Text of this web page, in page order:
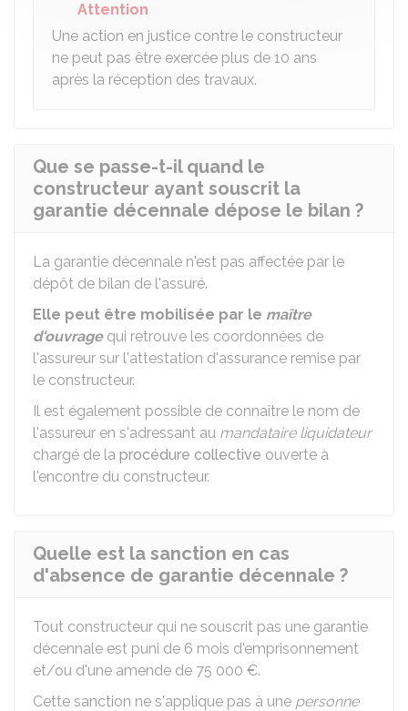
Attention
Une action en justice contre le constructeur
ne peut pas être exercée plus de 10 ans
après la réception des travaux.
Que se passe-t-il quand le
constructeur ayant souscrit la
garantie décennale dépose le bilan ?
La garantie décennale n'est pas affectée par le
dépôt de bilan de l'assuré.
Elle peut être mobilisée par le maître
d'ouvragequi retrouve les coordonnées de
l'assureur sur l'attestation d'assurance remise par
le constructeur.
Il est également possible de connaître le nom de
l'assureur en s'adressant au mandataire liquidateur
chargé de la procédure collective ouverte à
l'encontre du constructeur.
Quelle est la sanction en cas
d'absence de garantie décennale ?
Tout constructeur qui ne souscrit pas une garantie
décennale est puni de 6 mois d'emprisonnement
et/ou d'une amende de 75 000 €.
Cette sanction ne s'applique pas à une personne